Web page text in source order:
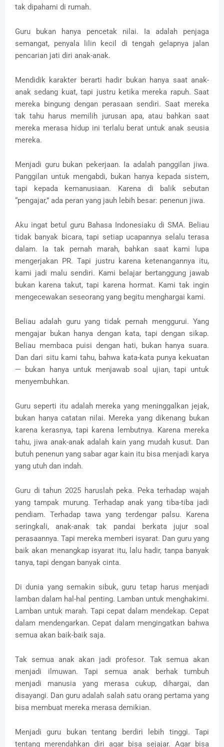
tak dipahami di rumah.
Guru bukan hanya pencetak nilai. Ia adalah penjaga
semangat, penyala lilin kecil di tengah gelapnya jalan
pencarian jati diri anak-anak.
Mendidik karakter berarti hadir bukan hanya saat anak-
anak sedang kuat, tapi justru ketika mereka rapuh. Saat
mereka bingung dengan perasaan sendiri. Saat mereka
tak tahu harus memilih jurusan apa, atau bahkan saat
mereka merasa hidup ini terlalu berat untuk anak seusia
mereka.
Menjadi guru bukan pekerjaan. Ia adalah panggilan jiwa.
Panggilan untuk mengabdi, bukan hanya kepada sistem,
tapi kepada kemanusiaan. Karena di balik sebutan
“pengajar,” ada peran yang jauh lebih besar: penenun jiwa.
Aku ingat betul guru Bahasa Indonesiaku di SMA. Beliau
tidak banyak bicara, tapi setiap ucapannya selalu terasa
dalam. Ia tak pernah marah, bahkan saat kami lupa
mengerjakan PR. Tapi justru karena ketenangannya itu,
kami jadi malu sendiri. Kami belajar bertanggung jawab
bukan karena takut, tapi karena hormat. Kami tak ingin
mengecewakan seseorang yang begitu menghargai kami.
Beliau adalah guru yang tidak pernah menggurui. Yang
mengajar bukan hanya dengan kata, tapi dengan sikap.
Beliau membaca puisi dengan hati, bukan hanya suara.
Dan dari situ kami tahu, bahwa kata-kata punya kekuatan
— bukan hanya untuk menjawab soal ujian, tapi untuk
menyembuhkan.
Guru seperti itu adalah mereka yang meninggalkan jejak,
bukan hanya catatan nilai. Mereka yang dikenang bukan
karena kerasnya, tapi karena lembutnya. Karena mereka
tahu, jiwa anak-anak adalah kain yang mudah kusut. Dan
butuh penenun yang sabar agar kain itu bisa menjadi karya
yang utuh dan indah.
Guru di tahun 2025 haruslah peka. Peka terhadap wajah
yang tampak murung. Terhadap anak yang tiba-tiba jadi
pendiam. Terhadap tawa yang terdengar palsu. Karena
seringkali, anak-anak tak pandai berkata jujur soal
perasaannya. Tapi mereka memberi isyarat. Dan guru yang
baik akan menangkap isyarat itu, lalu hadir, tanpa banyak
tanya, tapi dengan banyak cinta.
Di dunia yang semakin sibuk, guru tetap harus menjadi
lamban dalam hal-hal penting. Lamban untuk menghakimi.
Lamban untuk marah. Tapi cepat dalam mendekap. Cepat
dalam mendengarkan. Cepat dalam mengingatkan bahwa
semua akan baik-baik saja.
Tak semua anak akan jadi profesor. Tak semua akan
menjadi ilmuwan. Tapi semua anak berhak tumbuh
menjadi manusia yang merasa cukup, dihargai, dan
disayangi. Dan guru adalah salah satu orang pertama yang
bisa membuat mereka merasa demikian.
Menjadi guru bukan tentang berdiri lebih tinggi. Tapi
tentang merendahkan diri agar bisa sejajar. Agar bisa